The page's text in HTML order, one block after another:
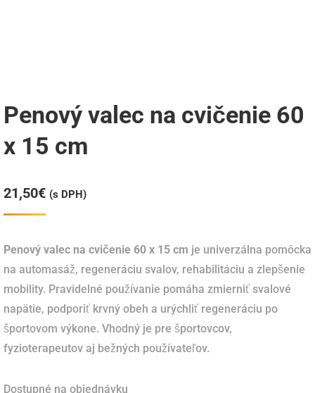
Penový valec na cvičenie 60
x 15 cm
21,50€ (s DPH)
Penový valec na cvičenie 60 x 15 cm je univerzálna pomôcka
na automasáž, regeneráciu svalov, rehabilitáciu a zlepšenie
mobility. Pravidelné používanie pomáha zmierniť svalové
napätie, podporiť krvný obeh a urýchliť regeneráciu po
športovom výkone. Vhodný je pre športovcov,
fyzioterapeutov aj bežných používateľov.
Dostupné na objednávku